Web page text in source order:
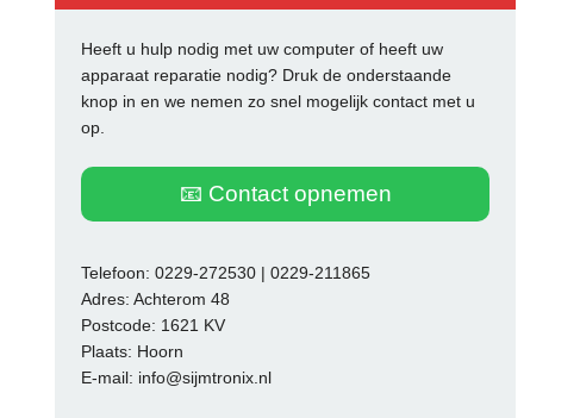
Heeft u hulp nodig met uw computer of heeft uw
apparaat reparatie nodig? Druk de onderstaande
knop in en we nemen zo snel mogelijk contact met u
op.
📧 Contact opnemen
Telefoon: 0229-272530 | 0229-211865
Adres: Achterom 48
Postcode: 1621 KV
Plaats: Hoorn
E-mail: info@sijmtronix.nl